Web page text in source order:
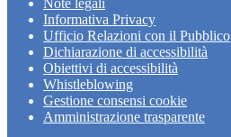
Note legali
Informativa Privacy
Ufficio Relazioni con il Pubblico
Dichiarazione di accessibilità
Obiettivi di accessibilità
Whistleblowing
Gestione consensi cookie
Amministrazione trasparente